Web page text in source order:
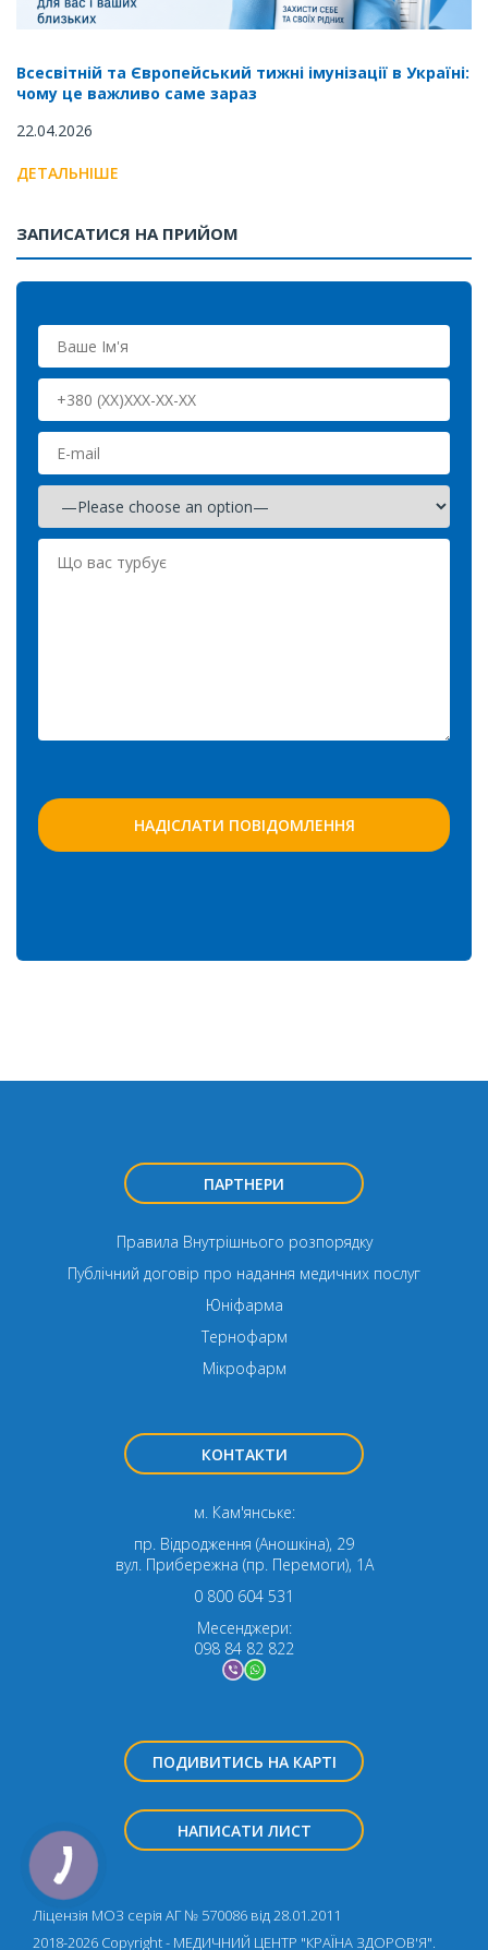
Всесвітній та Європейський тижні імунізації в Україні:
чому це важливо саме зараз
22.04.2026
ДЕТАЛЬНІШЕ
ЗАПИСАТИСЯ НА ПРИЙОМ
ПАРТНЕРИ
Правила Внутрішнього розпорядку
Публічний договір про надання медичних послуг
Юніфарма
Тернофарм
Мікрофарм
КОНТАКТИ
м. Кам'янське:
пр. Відродження (Аношкіна), 29
вул. Прибережна (пр. Перемоги), 1А
0 800 604 531
Месенджери:
098 84 82 822
ПОДИВИТИСЬ НА КАРТІ
НАПИСАТИ ЛИСТ
Ліцензія МОЗ серія АГ № 570086 від 28.01.2011
2018-2026 Copyright - МЕДИЧНИЙ ЦЕНТР "КРАЇНА ЗДОРОВ'Я".